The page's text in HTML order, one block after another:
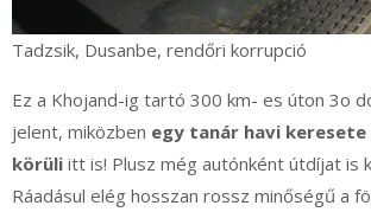
Tadzsik, Dusanbe, rendőri korrupció
Ez a Khojand-ig tartó 300 km- es úton 3o
jelent, miközben egy tanár havi keresete
körüli itt is! Plusz még autónként útdíjat is
Ráadásul elég hosszan rossz minőségű a